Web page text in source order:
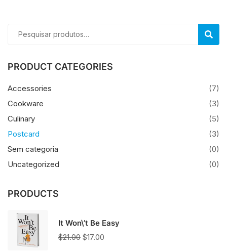
Pesquisar
PRODUCT CATEGORIES
Accessories
(7)
Cookware
(3)
Culinary
(5)
Postcard
(3)
Sem categoria
(0)
Uncategorized
(0)
PRODUCTS
It Won\’t Be Easy
$21.00 O
$17.00